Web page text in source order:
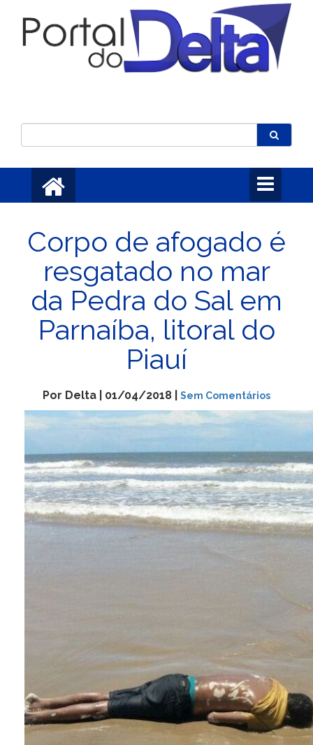
Toggle
navigation
Corpo de afogado é
resgatado no mar
da Pedra do Sal em
Parnaíba, litoral do
Piauí
Por Delta | 01/04/2018 | Sem Comentários